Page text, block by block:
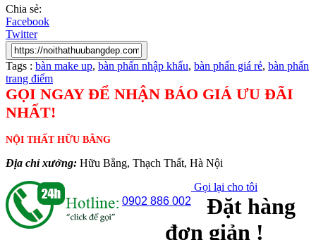
Chia sẻ:
Facebook
Twitter
Tags : bàn make up, bàn phấn nhập khẩu, bàn phấn giá rẻ, bàn phấn
trang điểm
GỌI NGAY ĐỂ NHẬN BÁO GIÁ ƯU ĐÃI
NHẤT!
NỘI THẤT HỮU BẰNG
Địa chỉ xưởng: Hữu Bằng, Thạch Thất, Hà Nội
0902 886 002
Gọi lại cho tôi
Đặt hàng
đơn giản !